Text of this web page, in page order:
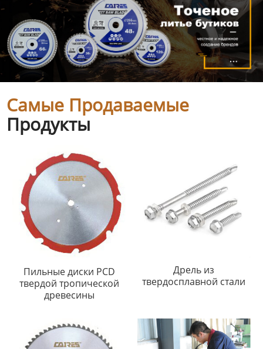
Самые Продаваемые
Продукты
Пильные диски PCD
твердой тропической
древесины
Дрель из
твердосплавной стали